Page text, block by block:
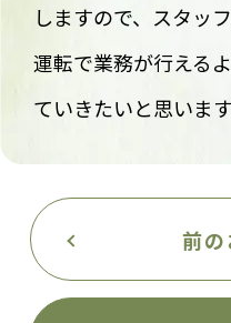
しますので、スタッ
運転で業務が行えるよ
ていきたいと思います
前